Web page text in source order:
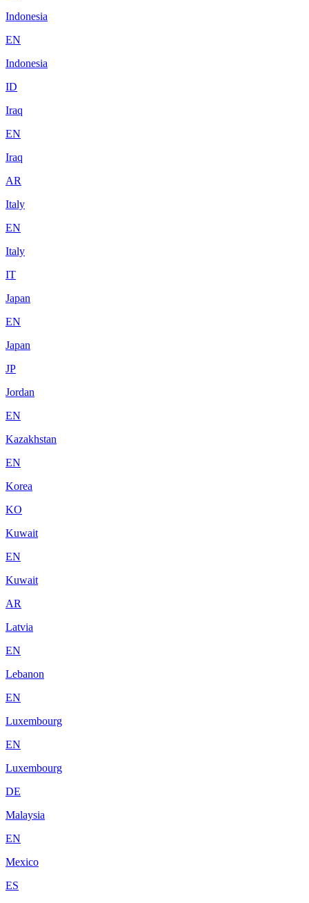
Indonesia
EN
Indonesia
ID
Iraq
EN
Iraq
AR
Italy
EN
Italy
IT
Japan
EN
Japan
JP
Jordan
EN
Kazakhstan
EN
Korea
KO
Kuwait
EN
Kuwait
AR
Latvia
EN
Lebanon
EN
Luxembourg
EN
Luxembourg
DE
Malaysia
EN
Mexico
ES